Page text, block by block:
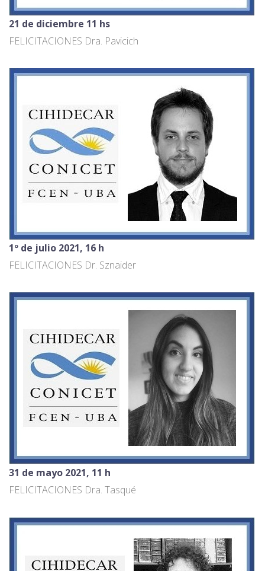
21 de diciembre 11 hs
FELICITACIONES Dra. Pavicich
1º de julio 2021, 16 h
FELICITACIONES Dr. Sznaider
31 de mayo 2021, 11 h
FELICITACIONES Dra. Tasqué